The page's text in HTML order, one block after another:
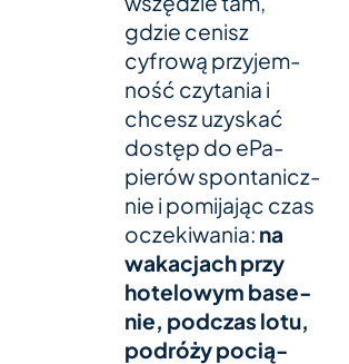
gdzie cenisz
cyfrową przy­jem­
ność czy­ta­nia i
chcesz uzys­kać
dostęp do ePa­
pierów spon­ta­nicz­
nie i pomi­ja­jąc czas
ocze­ki­wa­nia: na
waka­c­jach przy
hote­lo­wym base­
nie, podc­zas lotu,
podróży pocią­